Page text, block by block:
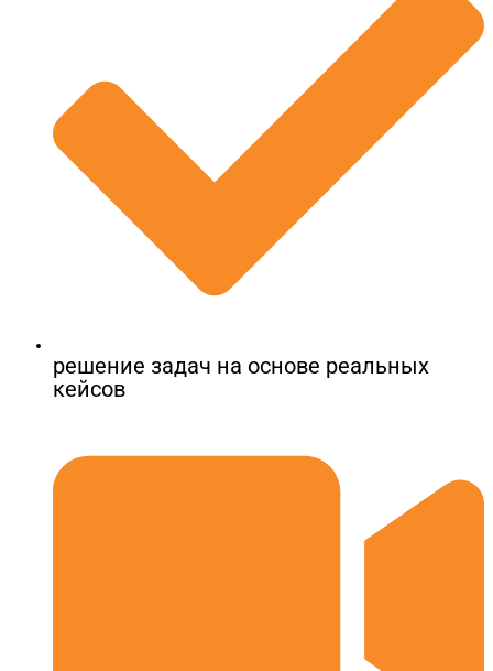
решение задач на основе реальных
кейсов